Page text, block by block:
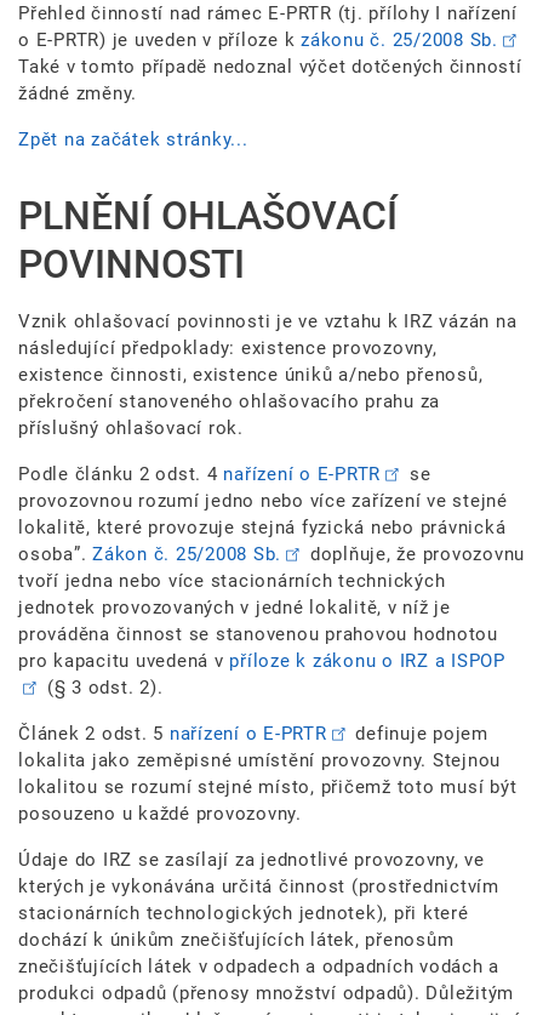
Přehled činností nad rámec E-PRTR (tj. přílohy I nařízení
o E-PRTR) je uveden v příloze k zákonu č. 25/2008 Sb.
Také v tomto případě nedoznal výčet dotčených činností
žádné změny.
Zpět na začátek stránky...
PLNĚNÍ OHLAŠOVACÍ
POVINNOSTI
Vznik ohlašovací povinnosti je ve vztahu k IRZ vázán na
následující předpoklady: existence provozovny,
existence činnosti, existence úniků a/nebo přenosů,
překročení stanoveného ohlašovacího prahu za
příslušný ohlašovací rok.
Podle článku 2 odst. 4 nařízení o E-PRTR
se
provozovnou rozumí jedno nebo více zařízení ve stejné
lokalitě, které provozuje stejná fyzická nebo právnická
osoba”. Zákon č. 25/2008 Sb.
doplňuje, že provozovnu
tvoří jedna nebo více stacionárních technických
jednotek provozovaných v jedné lokalitě, v níž je
prováděna činnost se stanovenou prahovou hodnotou
pro kapacitu uvedená v příloze k zákonu o IRZ a ISPOP
(§ 3 odst. 2).
Článek 2 odst. 5 nařízení o E-PRTR
definuje pojem
lokalita jako zeměpisné umístění provozovny. Stejnou
lokalitou se rozumí stejné místo, přičemž toto musí být
posouzeno u každé provozovny.
Údaje do IRZ se zasílají za jednotlivé provozovny, ve
kterých je vykonávána určitá činnost (prostřednictvím
stacionárních technologických jednotek), při které
dochází k únikům znečišťujících látek, přenosům
znečišťujících látek v odpadech a odpadních vodách a
produkci odpadů (přenosy množství odpadů). Důležitým